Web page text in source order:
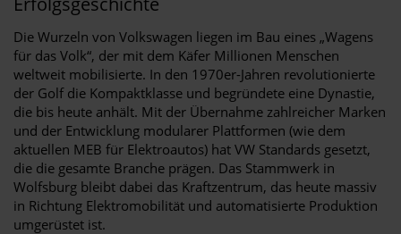
Die Wurzeln von Volkswagen liegen im Bau eines „Wagens
für das Volk“, der mit dem Käfer Millionen Menschen
weltweit mobilisierte. In den 1970er-Jahren revolutionierte
der Golf die Kompaktklasse und begründete eine Dynastie,
die bis heute anhält. Mit der Übernahme zahlreicher Marken
und der Entwicklung modularer Plattformen (wie dem
aktuellen MEB für Elektroautos) hat VW Standards gesetzt,
die die gesamte Branche prägen. Das Stammwerk in
Wolfsburg bleibt dabei das Kraftzentrum, das heute massiv
in Richtung Elektromobilität und automatisierte Produktion
umgerüstet ist.